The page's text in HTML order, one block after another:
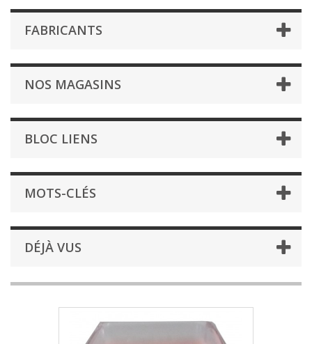
FABRICANTS
NOS MAGASINS
BLOC LIENS
MOTS-CLÉS
DÉJÀ VUS